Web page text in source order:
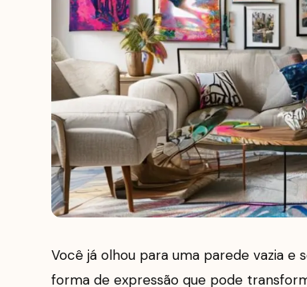
Você já olhou para uma parede vazia e
forma de expressão que pode